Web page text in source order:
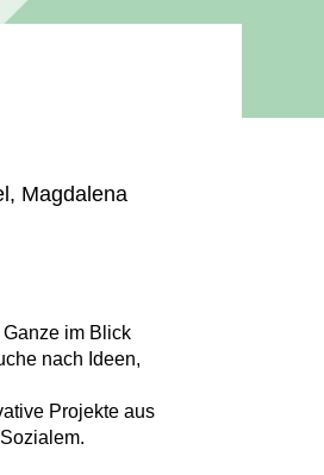
Magdalena
im Blick
nach Ideen,
Projekte aus